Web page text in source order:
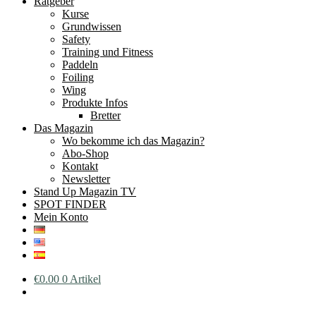
Kurse
Grundwissen
Safety
Training und Fitness
Paddeln
Foiling
Wing
Produkte Infos
Bretter
Das Magazin
Wo bekomme ich das Magazin?
Abo-Shop
Kontakt
Newsletter
Stand Up Magazin TV
SPOT FINDER
Mein Konto
€0.00 0 Artikel